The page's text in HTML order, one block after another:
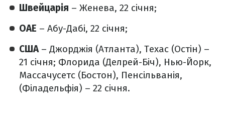
Швейцарія – Женева, 22 січня;
ОАЕ – Абу-Дабі, 22 січня;
США– Джорджія (Атланта), Техас (Остін) –
21 січня; Флорида (Делрей-Біч), Нью-Йорк,
Массачусетс (Бостон), Пенсільванія,
(Філадельфія) – 22 січня.